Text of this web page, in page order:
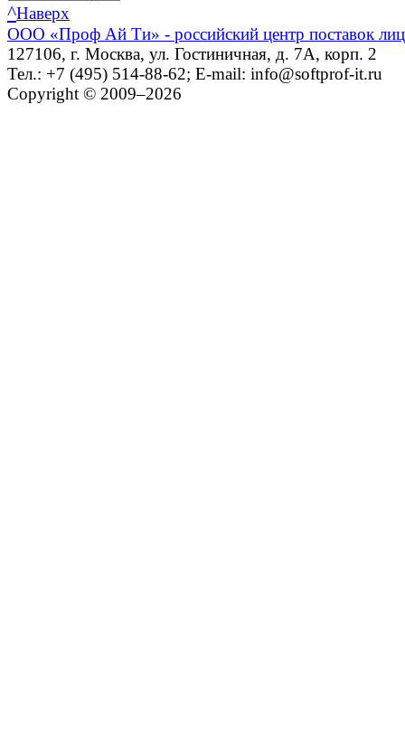
^Наверх
ООО «Проф Ай Ти» - российский центр поставок
127106, г. Москва, ул. Гостиничная, д. 7А, корп. 2
Тел.: +7 (495) 514-88-62; E-mail: info@softprof-it.ru
Copyright © 2009–2026